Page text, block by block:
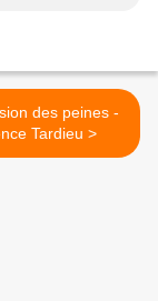
des peines -
Laurence Tardieu >